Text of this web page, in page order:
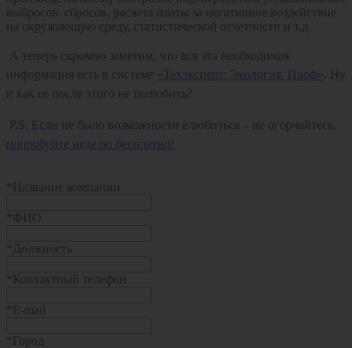
выбросов, сбросов, расчета платы за негативное воздействие
на окружающую среду, статистической отчетности и т.д.
А теперь скромно заметим, что вся эта необходимая
информация есть в системе «Техэксперт: Экология. Проф» . Ну
и как ее после этого не полюбить?
P.S. Если не было возможности влюбиться – не огорчайтесь,
попробуйте неделю бесплатно!
Название компании
ФИО
Должность
Контактный телефон
E-mail
Город